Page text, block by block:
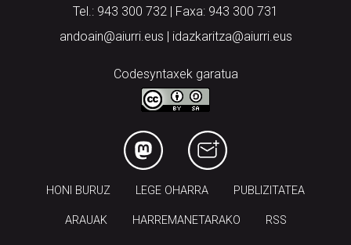
Tel.: 943 300 732 | Faxa: 943 300 731
andoain@aiurri.eus | idazkaritza@aiurri.eus
Codesyntaxek garatua
HONI BURUZ LEGE OHARRA PUBLIZITATEA
ARAUAK HARREMANETARAKO RSS